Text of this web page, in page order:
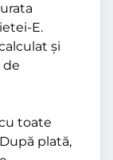
E.
și
de
toate
plată,